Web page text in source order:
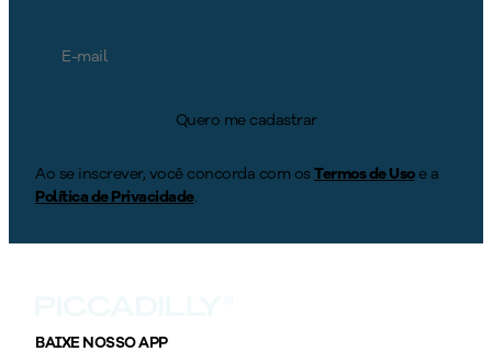
Quero me cadastrar
Ao se inscrever, você concorda com osTermos de Usoe a
Política de Privacidade.
BAIXE NOSSO APP